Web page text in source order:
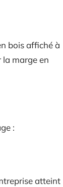
bois affiché à
la marge en
:
atteint